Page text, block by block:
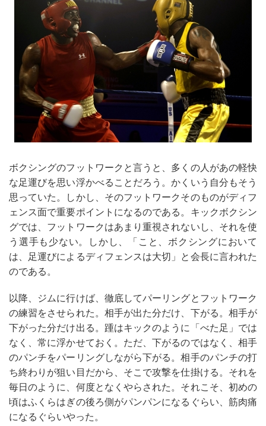
ボクシングのフットワークと言うと、多くの人があの軽快
な足運びを思い浮かべることだろう。かくいう自分もそう
思っていた。しかし、そのフットワークそのものがディフ
ェンス面で重要ポイントになるのである。キックボクシン
グでは、フットワークはあまり重視されないし、それを使
う選手も少ない。しかし、「こと、ボクシングにおいて
は、足運びによるディフェンスは大切」と会長に言われた
のである。
以降、ジムに行けば、徹底してパーリングとフットワーク
の練習をさせられた。相手が出た分だけ、下がる。相手が
下がった分だけ出る。踵はキックのように「べた足」では
なく、常に浮かせておく。ただ、下がるのではなく、相手
のパンチをパーリングしながら下がる。相手のパンチの打
ち終わりが狙い目だから、そこで攻撃を仕掛ける。それを
毎日のように、何度となくやらされた。それこそ、初めの
頃はふくらはぎの後ろ側がパンパンになるぐらい、筋肉痛
になるぐらいやった。